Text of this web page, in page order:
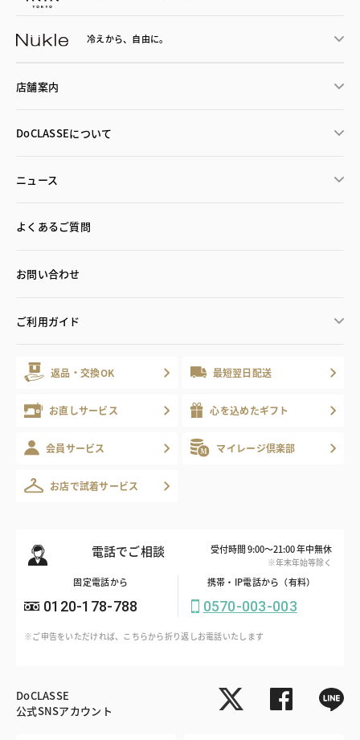
冷えから、 自由に。
店舗案内
DoCLASSEについて
ニュース
よくあるご質問
お問い合わせ
ご利用ガイド
返品・交換OK 最短翌日配送
お直しサービス 心を込めたギフト
会員サービス マイレージ倶楽部
お店で試着サービス
電話でご相談 受付時間 9:00～21:00 年中無休
※年末年始等除く
固定電話から
0120-178-788
携帯・IP電話から（有料）
0570-003-003
※ご申告をいただければ、こちらから折り返しお電話いたします
DoCLASSE
公式SNSアカウント